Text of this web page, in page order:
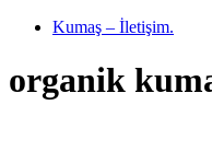
Kumaş – İletişim.
organik